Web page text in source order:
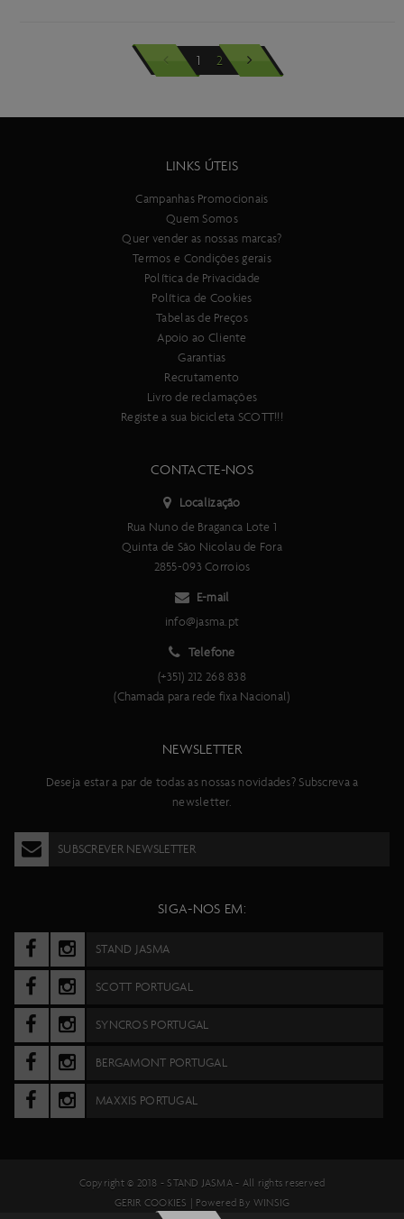
1 2
LINKS ÚTEIS
Campanhas Promocionais
Quem Somos
Quer vender as nossas marcas?
Termos e Condições gerais
Política de Privacidade
Política de Cookies
Tabelas de Preços
Apoio ao Cliente
Garantias
Recrutamento
Livro de reclamações
Registe a sua bicicleta SCOTT!!!
CONTACTE-NOS
Localização
Rua Nuno de Braganca Lote 1
Quinta de São Nicolau de Fora
2855-093 Corroios
E-mail
info@jasma.pt
Telefone
(+351) 212 268 838
(Chamada para rede fixa Nacional)
NEWSLETTER
Deseja estar a par de todas as nossas novidades? Subscreva a
newsletter.
SUBSCREVER NEWSLETTER
SIGA-NOS EM:
STAND JASMA
SCOTT PORTUGAL
SYNCROS PORTUGAL
BERGAMONT PORTUGAL
MAXXIS PORTUGAL
Copyright © 2018 -STAND JASMA- All rights reserved
GERIR COOKIES
| Powered ByWINSIG